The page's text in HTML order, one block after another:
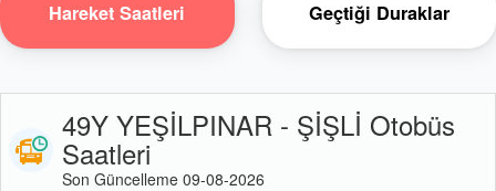
Hareket Saatleri Geçtiği Duraklar
49Y YEŞİLPINAR - ŞİŞLİ Otobüs
Saatleri
Son Güncelleme 09-08-2026